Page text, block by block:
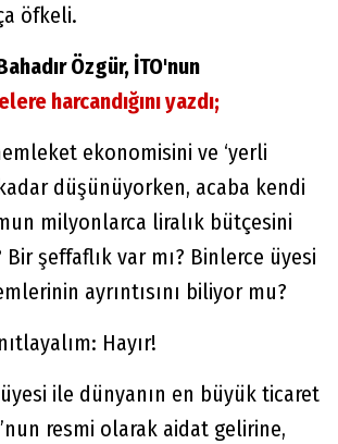
öfkeli.
Özgür, İTO'nun
harcandığını yazdı;
ekonomisini ve ‘yerli
düşünüyorken, acaba kendi
milyonlarca liralık bütçesini
Bir şeffaflık var mı? Binlerce üyesi
ayrıntısını biliyor mu?
Hayır!
ile dünyanın en büyük ticaret
resmi olarak aidat gelirine,